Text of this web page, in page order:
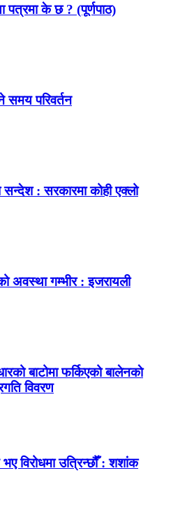
पत्रमा के छ ? (पूर्णपाठ)
समय परिवर्तन
सन्देश : सरकारमा कोही एक्लो
अवस्था गम्भीर : इजरायली
बाटोमा फर्किएको बालेनकाे
विवरण
विरोधमा उत्रिन्छौँ : शशांक